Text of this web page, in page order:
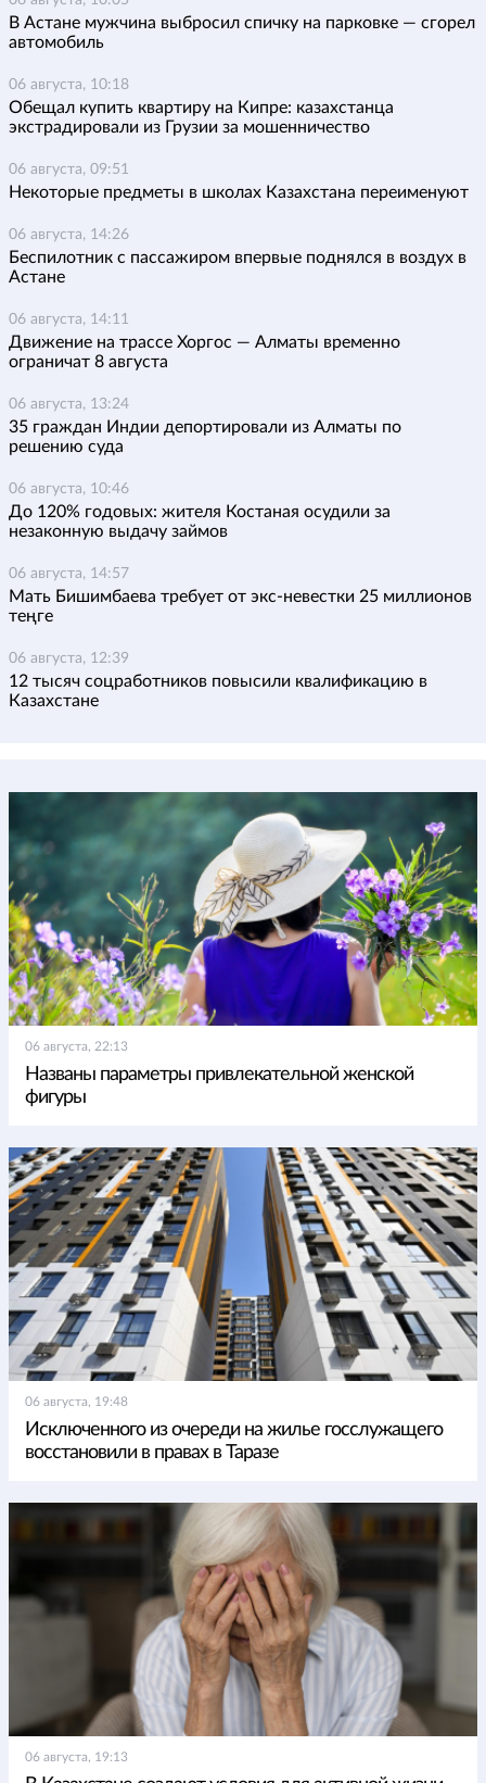
В Астане мужчина выбросил спичку на парковке — сгорел
автомобиль
06 августа, 10:18
Обещал купить квартиру на Кипре: казахстанца
экстрадировали из Грузии за мошенничество
06 августа, 09:51
Некоторые предметы в школах Казахстана переименуют
06 августа, 14:26
Беспилотник с пассажиром впервые поднялся в воздух в
Астане
06 августа, 14:11
Движение на трассе Хоргос — Алматы временно
ограничат 8 августа
06 августа, 13:24
35 граждан Индии депортировали из Алматы по
решению суда
06 августа, 10:46
До 120% годовых: жителя Костаная осудили за
незаконную выдачу займов
06 августа, 14:57
Мать Бишимбаева требует от экс-невестки 25 миллионов
теңге
06 августа, 12:39
12 тысяч соцработников повысили квалификацию в
Казахстане
06 августа, 22:13
Названы параметры привлекательной женской
фигуры
06 августа, 19:48
Исключенного из очереди на жилье госслужащего
восстановили в правах в Таразе
06 августа, 19:13